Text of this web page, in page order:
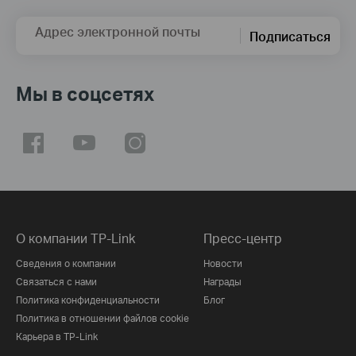
Адрес электронной почты Подписаться
Мы в соцсетях
О компании TP-Link
Сведения о компании
Связаться с нами
Политика конфиденциальности
Политика в отношении файлов cookie
Карьера в TP-Link
Пресс-центр
Новости
Награды
Блог